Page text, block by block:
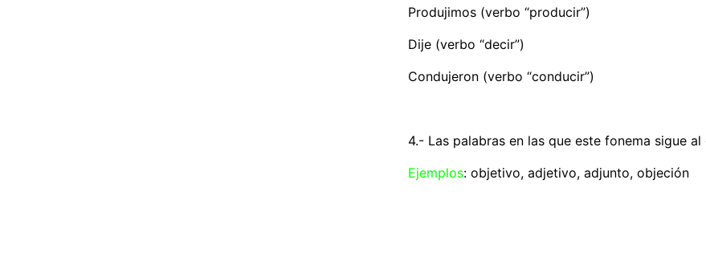
Produjimos (verbo “producir”)
Dije (verbo “decir”)
Condujeron (verbo “conducir”)
4.- Las palabras en las que este fonema sigue al
Ejemplos: objetivo, adjetivo, adjunto, objeción